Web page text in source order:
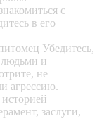
с
в его
Убедитесь,
и
не
агрессию.
заслуги,